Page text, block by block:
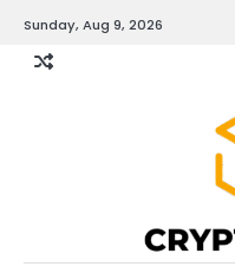
content
Sunday, Aug 9, 2026